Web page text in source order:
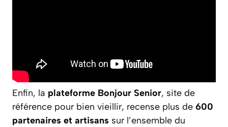
Enfin, la plateforme Bonjour Senior, site de
référence pour bien vieillir, recense plus de 600
partenaires et artisans sur l’ensemble du